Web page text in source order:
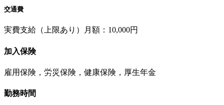
交通費
実費支給（上限あり）月額：10,000円
加入保険
雇用保険，労災保険，健康保険，厚生年金
勤務時間